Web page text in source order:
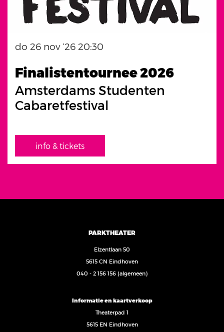
Finalistentournee 2026
Amsterdams Studenten
Cabaretfestival
do 26 nov ’26 20:30
info & tickets
PARKTHEATER
Elzentlaan 50
5615 CN Eindhoven
040 - 2 156 156 (algemeen)
Informatie en kaartverkoop
Theaterpad 1
5615 EN Eindhoven